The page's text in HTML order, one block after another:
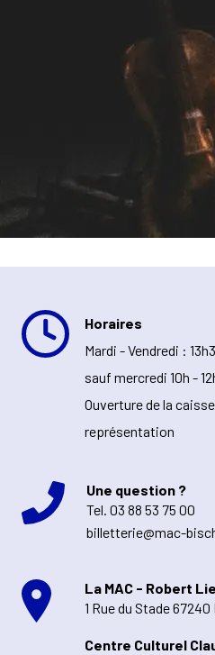
Horaires
Mardi - Vendredi :
sauf mercredi 10h -
Ouverture de la
représentation
Une question ?
Tel. 03 88 53 75 00
billetterie@mac-
La MAC - Robert
1 Rue du Stade
Centre Culturel